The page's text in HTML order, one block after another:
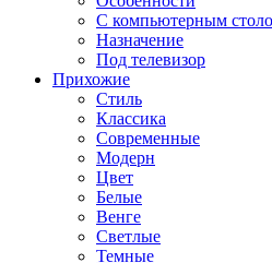
С компьютерным
Назначение
Под телевизор
Прихожие
Стиль
Классика
Современные
Модерн
Цвет
Белые
Венге
Светлые
Темные